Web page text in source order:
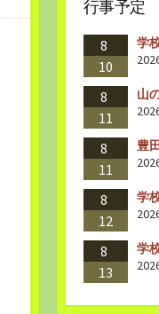
行事予定
8
10
学
8
11
山
8
11
豊
8
12
学
8
13
学